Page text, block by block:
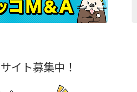
イト募集中！